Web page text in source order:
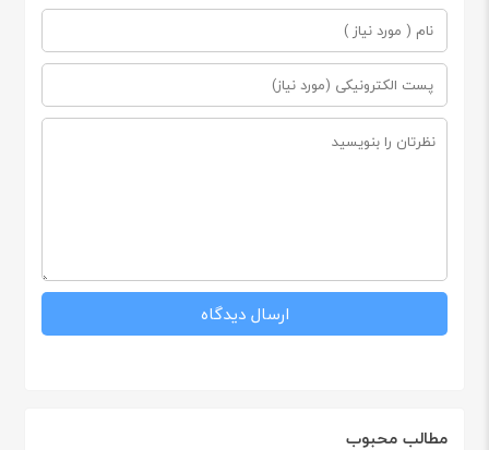
مطالب محبوب